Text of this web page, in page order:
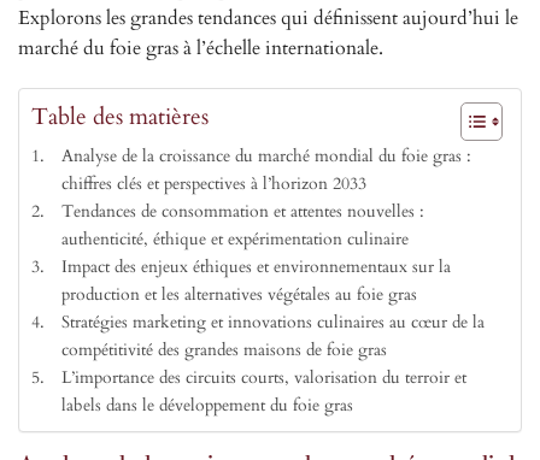
Explorons les grandes tendances qui définissent aujourd’hui le
marché du foie gras à l’échelle internationale.
Table des matières
Analyse de la croissance du marché mondial du foie gras :
chiffres clés et perspectives à l’horizon 2033
Tendances de consommation et attentes nouvelles :
authenticité, éthique et expérimentation culinaire
Impact des enjeux éthiques et environnementaux sur la
production et les alternatives végétales au foie gras
Stratégies marketing et innovations culinaires au cœur de la
compétitivité des grandes maisons de foie gras
L’importance des circuits courts, valorisation du terroir et
labels dans le développement du foie gras